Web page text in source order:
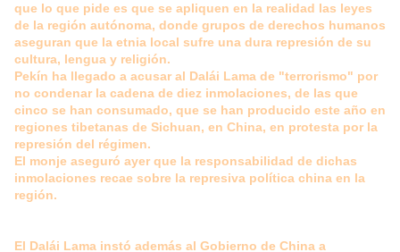
que lo que pide es que se apliquen en la realidad las leyes
de la región autónoma, donde grupos de derechos humanos
aseguran que la etnia local sufre una dura represión de su
cultura, lengua y religión.
Pekín ha llegado a acusar al Dalái Lama de "terrorismo" por
no condenar la cadena de diez inmolaciones, de las que
cinco se han consumado, que se han producido este año en
regiones tibetanas de Sichuan, en China, en protesta por la
represión del régimen.
El monje aseguró ayer que la responsabilidad de dichas
inmolaciones recae sobre la represiva política china en la
región.
El Dalái Lama instó además al Gobierno de China a